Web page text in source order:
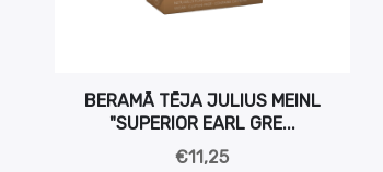
BERAMĀ TĒJA JULIUS MEINL
"SUPERIOR EARL GRE...
€11,25